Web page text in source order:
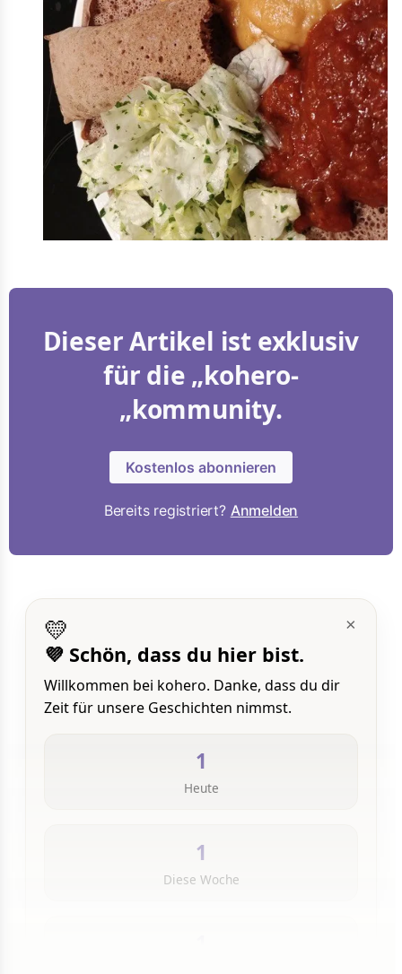
Dieser Artikel ist exklusiv
für die „kohero-
„kommunity.
Kostenlos abonnieren
Bereits registriert? Anmelden
×
💛
💜 Schön, dass du hier bist.
Willkommen bei kohero. Danke, dass du dir
Zeit für unsere Geschichten nimmst.
1
Heute
1
Diese Woche